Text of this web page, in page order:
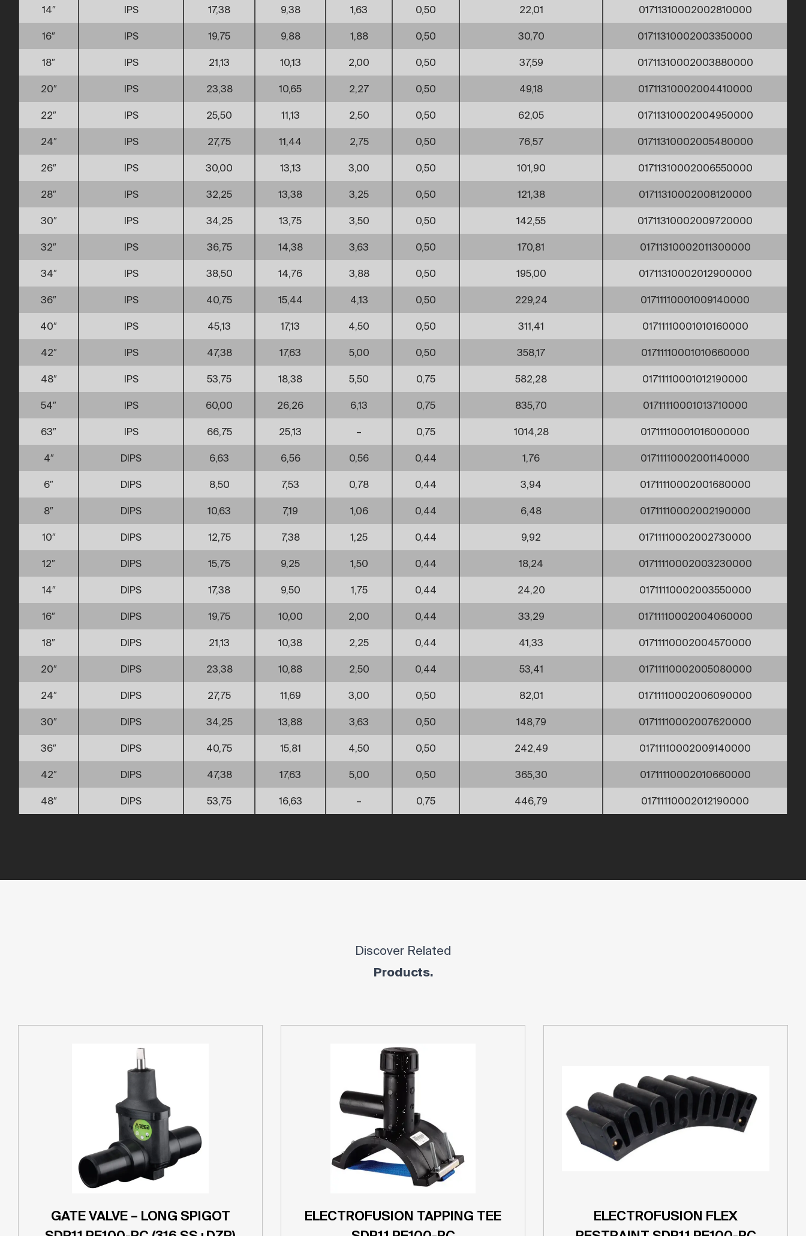
14″ IPS 17,38 9,38 1,63 0,50 22,01 01711310002002810000
16″ IPS 19,75 9,88 1,88 0,50 30,70 01711310002003350000
18″ IPS 21,13 10,13 2,00 0,50 37,59 01711310002003880000
20″ IPS 23,38 10,65 2,27 0,50 49,18 01711310002004410000
22″ IPS 25,50 11,13 2,50 0,50 62,05 01711310002004950000
24″ IPS 27,75 11,44 2,75 0,50 76,57 01711310002005480000
26″ IPS 30,00 13,13 3,00 0,50 101,90 01711310002006550000
28″ IPS 32,25 13,38 3,25 0,50 121,38 01711310002008120000
30″ IPS 34,25 13,75 3,50 0,50 142,55 01711310002009720000
32″ IPS 36,75 14,38 3,63 0,50 170,81 01711310002011300000
34″ IPS 38,50 14,76 3,88 0,50 195,00 01711310002012900000
36″ IPS 40,75 15,44 4,13 0,50 229,24 01711110001009140000
40″ IPS 45,13 17,13 4,50 0,50 311,41 01711110001010160000
42″ IPS 47,38 17,63 5,00 0,50 358,17 01711110001010660000
48″ IPS 53,75 18,38 5,50 0,75 582,28 01711110001012190000
54″ IPS 60,00 26,26 6,13 0,75 835,70 01711110001013710000
63″ IPS 66,75 25,13 – 0,75 1014,28 01711110001016000000
4″ DIPS 6,63 6,56 0,56 0,44 1,76 01711110002001140000
6″ DIPS 8,50 7,53 0,78 0,44 3,94 01711110002001680000
8″ DIPS 10,63 7,19 1,06 0,44 6,48 01711110002002190000
10″ DIPS 12,75 7,38 1,25 0,44 9,92 01711110002002730000
12″ DIPS 15,75 9,25 1,50 0,44 18,24 01711110002003230000
14″ DIPS 17,38 9,50 1,75 0,44 24,20 01711110002003550000
16″ DIPS 19,75 10,00 2,00 0,44 33,29 01711110002004060000
18″ DIPS 21,13 10,38 2,25 0,44 41,33 01711110002004570000
20″ DIPS 23,38 10,88 2,50 0,44 53,41 01711110002005080000
24″ DIPS 27,75 11,69 3,00 0,50 82,01 01711110002006090000
30″ DIPS 34,25 13,88 3,63 0,50 148,79 01711110002007620000
36″ DIPS 40,75 15,81 4,50 0,50 242,49 01711110002009140000
42″ DIPS 47,38 17,63 5,00 0,50 365,30 01711110002010660000
48″ DIPS 53,75 16,63 – 0,75 446,79 01711110002012190000
Discover Related
Products.
GATE VALVE – LONG SPIGOT
ELECTROFUSION TAPPING TEE
ELECTROFUSION FLEX